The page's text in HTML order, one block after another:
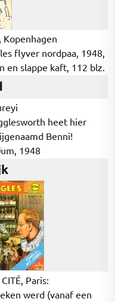
Kopenhagen
flyver nordpaa, 1948,
en slappe kaft, 112 blz.
heet hier
Benni!
1948
Paris:
werd (vanaf een